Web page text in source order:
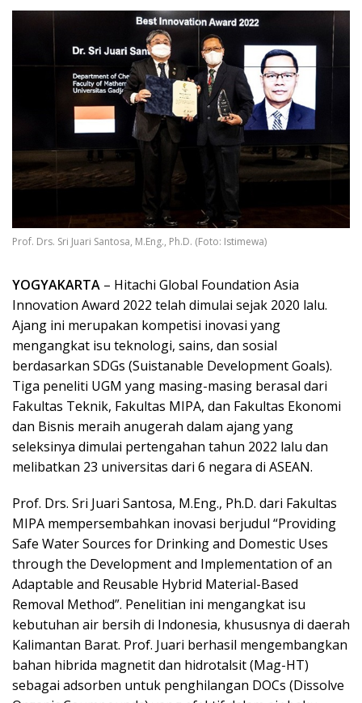
Prof. Drs. Sri Juari Santosa, M.Eng., Ph.D. (Foto: Istimewa)
YOGYAKARTA – Hitachi Global Foundation Asia
Innovation Award 2022 telah dimulai sejak 2020 lalu.
Ajang ini merupakan kompetisi inovasi yang
mengangkat isu teknologi, sains, dan sosial
berdasarkan SDGs (Suistanable Development Goals).
Tiga peneliti UGM yang masing-masing berasal dari
Fakultas Teknik, Fakultas MIPA, dan Fakultas Ekonomi
dan Bisnis meraih anugerah dalam ajang yang
seleksinya dimulai pertengahan tahun 2022 lalu dan
melibatkan 23 universitas dari 6 negara di ASEAN.
Prof. Drs. Sri Juari Santosa, M.Eng., Ph.D. dari Fakultas
MIPA mempersembahkan inovasi berjudul “Providing
Safe Water Sources for Drinking and Domestic Uses
through the Development and Implementation of an
Adaptable and Reusable Hybrid Material-Based
Removal Method”. Penelitian ini mengangkat isu
kebutuhan air bersih di Indonesia, khususnya di daerah
Kalimantan Barat. Prof. Juari berhasil mengembangkan
bahan hibrida magnetit dan hidrotalsit (Mag-HT)
sebagai adsorben untuk penghilangan DOCs (Dissolve